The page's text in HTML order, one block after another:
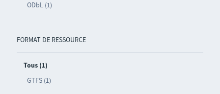
ODbL (1)
FORMAT DE RESSOURCE
Tous (1)
GTFS (1)